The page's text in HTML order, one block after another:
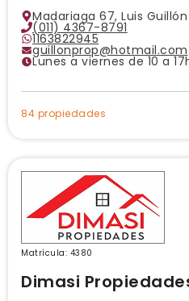
Madariaga 67, Luis Guillón
(011) 4367-8791
1163822945
guillonprop@hotmail.com
Lunes a viernes de 10 a
84 propiedades
Dimasi
Matrícula: 4380